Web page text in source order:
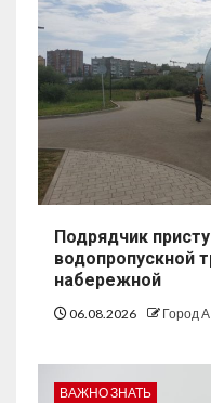
Подрядчик
водопропускной
набережной
06.08.2026 Город А
ВАЖНО ЗНАТЬ